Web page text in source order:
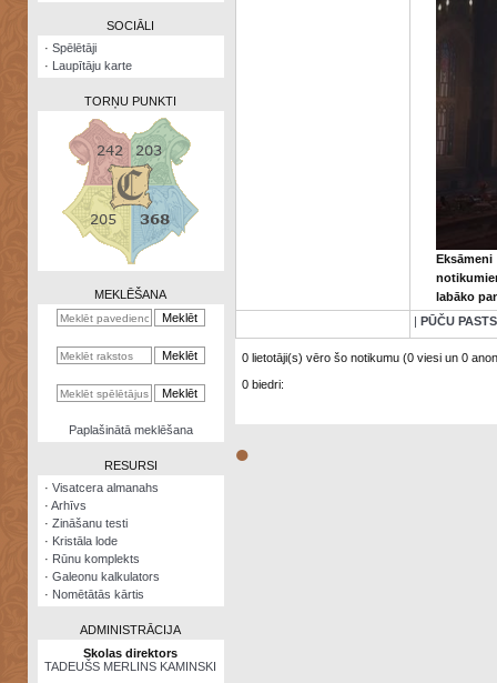
Zināšanu
kalkulators
Nomētātās
SOCIĀLI
· Spēlētāji
· Laupītāju karte
TORŅU PUNKTI
MEKLĒŠANA
Paplašinātā meklēšana
RESURSI
· Visatcera almanahs
· Arhīvs
· Zināšanu testi
· Kristāla lode
· Rūnu komplekts
· Galeonu kalkulators
· Nomētātās kārtis
ADMINISTRĀCIJA
Skolas direktors
TADEUŠS MERLINS KAMINSKI
labāko
| PŪČU PASTS
0 lietotāji(s) vēro šo notikumu (0 viesi un 0
0 biedri:
●